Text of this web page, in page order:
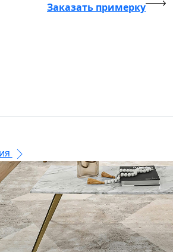
Заказать примерку